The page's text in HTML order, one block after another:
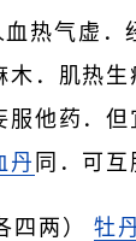
血热气虚．
木．肌热生
服他药．但
丹 同．可互
四两）牡